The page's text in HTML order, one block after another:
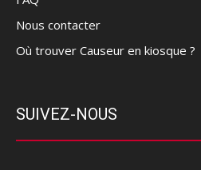
Nous contacter
Où trouver Causeur en kiosque ?
SUIVEZ-NOUS